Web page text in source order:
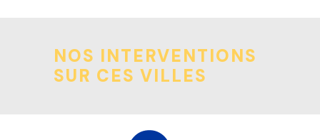
NOS INTERVENTIONS
SUR CES VILLES